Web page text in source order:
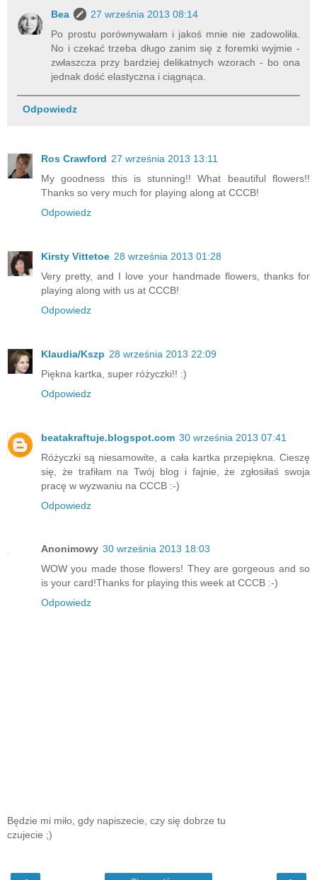
Bea
27 września 2013 08:14
Po prostu porównywałam i jakoś mnie nie zadowoliła.
No i czekać trzeba długo zanim się z foremki wyjmie -
zwłaszcza przy bardziej delikatnych wzorach - bo ona
jednak dość elastyczna i ciągnąca.
Odpowiedz
Ros Crawford 27 września 2013 13:11
My goodness this is stunning!! What beautiful flowers!!
Thanks so very much for playing along at CCCB!
Odpowiedz
Kirsty Vittetoe 28 września 2013 01:28
Very pretty, and I love your handmade flowers, thanks for
playing along with us at CCCB!
Odpowiedz
Klaudia/Kszp 28 września 2013 22:09
Piękna kartka, super różyczki!! :)
Odpowiedz
beatakraftuje.blogspot.com 30 września 2013 07:41
Różyczki są niesamowite, a cała kartka przepiękna. Cieszę
się, że trafiłam na Twój blog i fajnie, że zgłosiłaś swoja
pracę w wyzwaniu na CCCB :-)
Odpowiedz
Anonimowy 30 września 2013 18:03
WOW you made those flowers! They are gorgeous and so
is your card!Thanks for playing this week at CCCB :-)
Odpowiedz
Będzie mi miło, gdy napiszecie, czy się dobrze tu
czujecie ;)